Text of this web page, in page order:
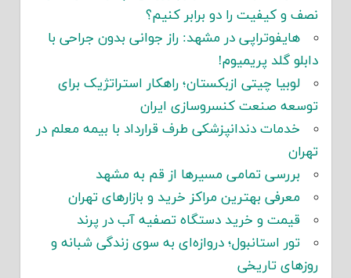
نصف و کیفیت را دو برابر کنیم؟
هایفوتراپی در مشهد: راز جوانی بدون جراحی با
دابلو گلد پریمیوم!
لوبیا چیتی ازبکستان؛ راهکار استراتژیک برای
توسعه صنعت کنسروسازی ایران
خدمات دندانپزشکی طرف قرارداد با بیمه معلم در
تهران
بررسی تمامی مسیرها از قم به مشهد
معرفی بهترین مراکز خرید و بازارهای تهران
قیمت و خرید دستگاه تصفیه آب در پرند
تور استانبول؛ دروازه‌ای به سوی زندگی شبانه و
روزهای تاریخی